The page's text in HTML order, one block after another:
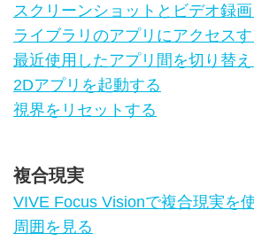
スクリーンショットとビデオ録
ライブラリのアプリにアクセスす
最近使用したアプリ間を切り替え
2Dアプリを起動する
視界をリセットする
複合現実
VIVE Focus Visionで複合現実を
周囲を見る